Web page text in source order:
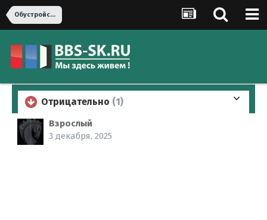
Обустройство дома
Отрицательно (1)
Взрослый
3 декабря, 2025